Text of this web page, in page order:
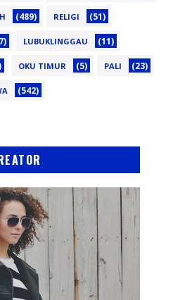
(489) RELIGI (51)
LUBUKLINGGAU (11)
OKU TIMUR (5) PALI (23)
(542)